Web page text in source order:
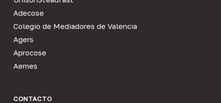
Adecose
Colegio de Mediadores de Valencia
Agers
Aprocose
Aemes
CONTACTO